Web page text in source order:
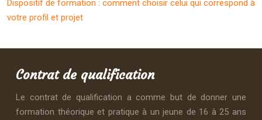
Dispositif de formation : comment choisir celui qui correspond à
votre profil et projet
Contrat de qualification
Le contrat de qualification a comme but de donner une
formation théorique et pratique à un jeune de 16 à 25 ans